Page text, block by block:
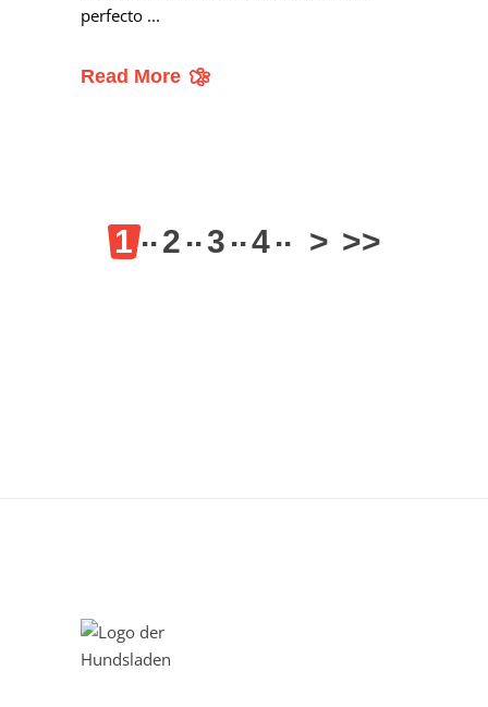
perfecto
Read More
1 2 3 4 > >>